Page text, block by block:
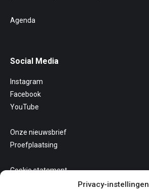
Privacy-instellingen
Agenda
Social Media
Instagram
Facebook
YouTube
Onze nieuwsbrief
Proefplaatsing
Cookie statement